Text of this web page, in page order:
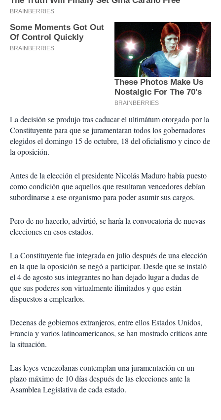
La decisión se produjo tras caducar el ultimátum otorgado por la
Constituyente para que se juramentaran todos los gobernadores
elegidos el domingo 15 de octubre, 18 del oficialismo y cinco de
la oposición.
Antes de la elección el presidente Nicolás Maduro había puesto
como condición que aquellos que resultaran vencedores debían
subordinarse a ese organismo para poder asumir sus cargos.
Pero de no hacerlo, advirtió, se haría la convocatoria de nuevas
elecciones en esos estados.
La Constituyente fue integrada en julio después de una elección
en la que la oposición se negó a participar. Desde que se instaló
el 4 de agosto sus integrantes no han dejado lugar a dudas de
que sus poderes son virtualmente ilimitados y que están
dispuestos a emplearlos.
Decenas de gobiernos extranjeros, entre ellos Estados Unidos,
Francia y varios latinoamericanos, se han mostrado críticos ante
la situación.
Las leyes venezolanas contemplan una juramentación en un
plazo máximo de 10 días después de las elecciones ante la
Asamblea Legislativa de cada estado.